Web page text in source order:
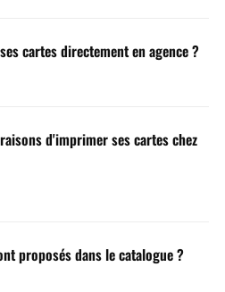
cartes directement en agence ?
d'imprimer ses cartes chez
proposés dans le catalogue ?